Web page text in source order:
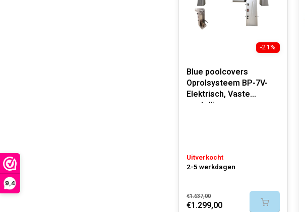
9,4
-21%
Blue poolcovers
Oprolsysteem BP-7V-
Elektrisch, Vaste
opstelling
Uitverkocht
2-5 werkdagen
€1.637,00
€1.299,00